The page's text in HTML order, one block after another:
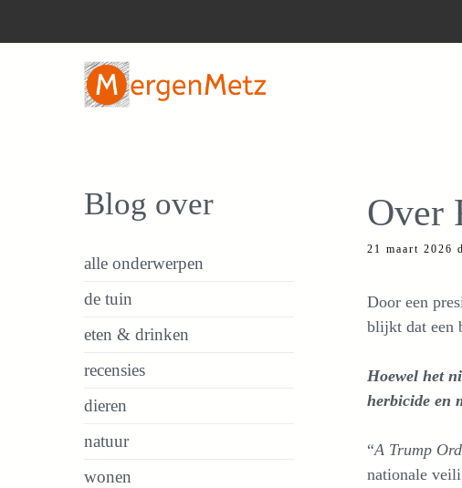
Over
21 maart 2026
Door een
blijkt dat een
Hoewel het
herbicide en
“A Trump
nationale
Blog over
alle onderwerpen
de tuin
eten & drinken
recensies
dieren
natuur
wonen